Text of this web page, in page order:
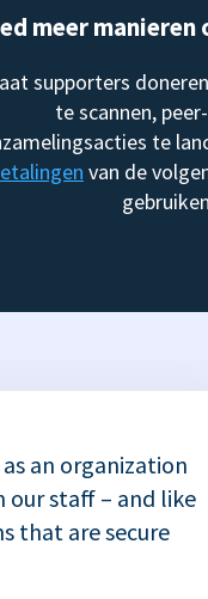
meer manieren
supporters
te scannen,
te
van de
an organization
our staff – and like
that are secure